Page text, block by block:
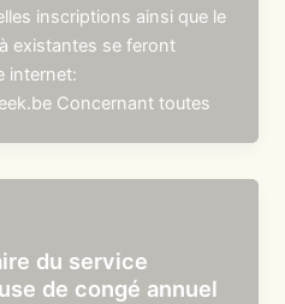
inscriptions ainsi que le
existantes se feront
internet:
Concernant toutes
du service
de congé annuel